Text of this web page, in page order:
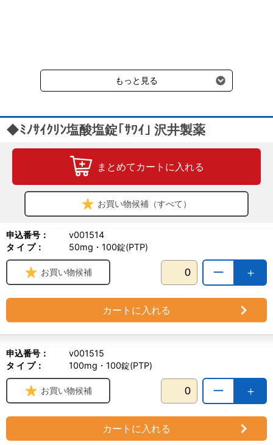
受けます。
もっと見る
◆ﾐﾉｻｲｸﾘﾝ塩酸塩錠｢ｻﾜｲ｣ 沢井製薬
まとめてカートに入れる
お買い物候補（すべて）
申込番号：
v001514
タ イ プ：
50mg・100錠(PTP)
＋
ー
お買い物候補
カートに入れる
申込番号：
v001515
タ イ プ：
100mg・100錠(PTP)
＋
ー
お買い物候補
カートに入れる